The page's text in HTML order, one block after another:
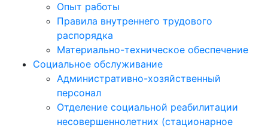
Опыт работы
Правила внутреннего трудового
распорядка
Материально-техническое обеспечение
Социальное обслуживание
Административно-хозяйственный
персонал
Отделение социальной реабилитации
несовершеннолетних (стационарное